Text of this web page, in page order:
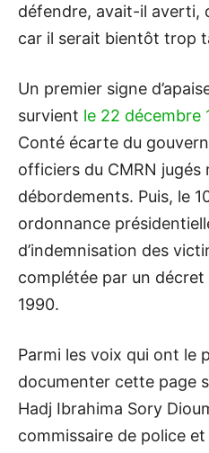
défendre, avait-il averti,
car il serait bientôt trop
Un premier signe
survient le 22 décembre
Conté écarte du
officiers du CMRN jugés
débordements. Puis, le
ordonnance
d’indemnisation des
complétée par un décret
1990.
Parmi les voix qui ont le
documenter cette page
Hadj Ibrahima Sory
commissaire de police